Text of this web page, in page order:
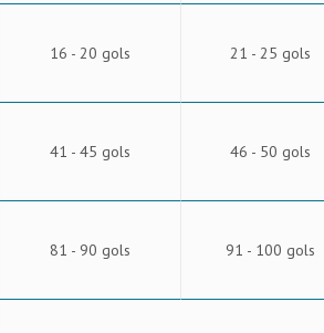
16 - 20 gols 21 - 25 gols
41 - 45 gols 46 - 50 gols
81 - 90 gols 91 - 100 gols